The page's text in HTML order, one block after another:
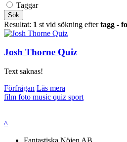
Taggar
Sök
Resultat: 1 st vid sökning eftertagg -
Josh Thorne Quiz
Text saknas!
Förfrågan Läs mera
film foto music quiz sport
^
Fantastiska Nöjen AB